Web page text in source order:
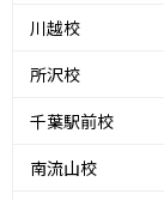
川越校
所沢校
千葉駅前校
南流山校